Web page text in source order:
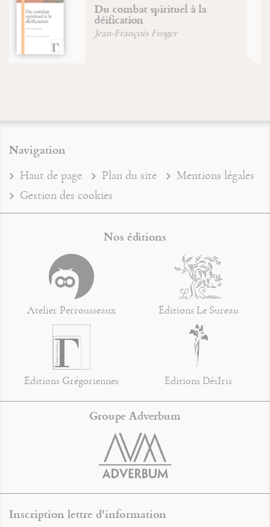
Six chemins pour connaître
sagesse et intelligence
Jean-François Froger
Navigation
Haut de page Plan du site
Mentions légales
Gestion des cookies
Nos éditions
Atelier Perrousseaux Éditions Le Sureau
Éditions Grégoriennes Éditions DésIris
Groupe Adverbum
Inscription lettre d'information